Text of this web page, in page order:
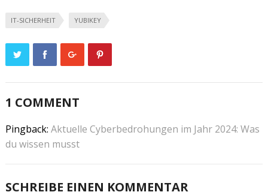
IT-SICHERHEIT YUBIKEY
1 COMMENT
Pingback: Aktuelle Cyberbedrohungen im Jahr 2024: Was
du wissen musst
SCHREIBE EINEN KOMMENTAR